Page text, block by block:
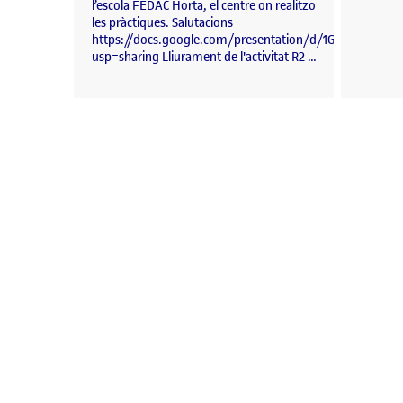
l’escola FEDAC Horta, el centre on realitzo
les pràctiques. Salutacions
https://docs.google.com/presentation/d/
usp=sharing Lliurament de l'activitat R2 …